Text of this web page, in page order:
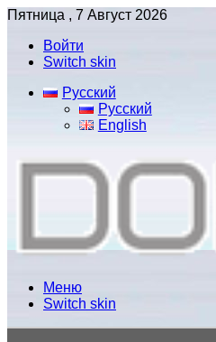
Пятница , 7 Август 2026
Войти
Switch skin
Русский
Русский
English
Меню
Switch skin